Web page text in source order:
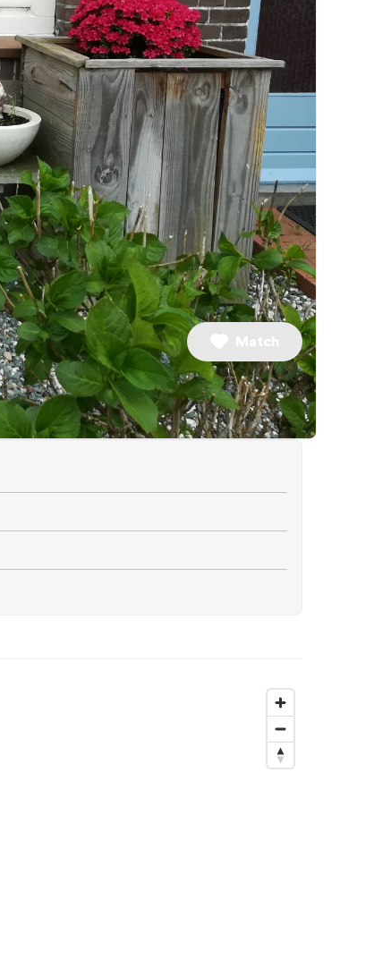
2 slaapkamers
Match